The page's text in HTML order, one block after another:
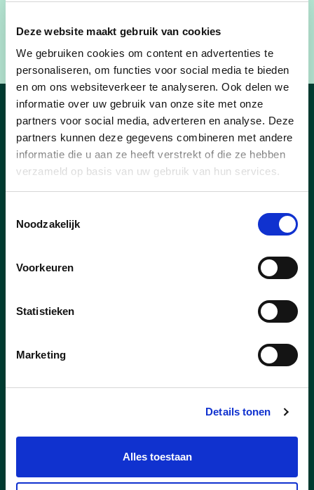
Deze website maakt gebruik van cookies
We gebruiken cookies om content en advertenties te
personaliseren, om functies voor social media te bieden
en om ons websiteverkeer te analyseren. Ook delen we
informatie over uw gebruik van onze site met onze
partners voor social media, adverteren en analyse. Deze
partners kunnen deze gegevens combineren met andere
informatie die u aan ze heeft verstrekt of die ze hebben
verzameld op basis van uw gebruik van hun services.
Noodzakelijk
Voorkeuren
Statistieken
Marketing
Details tonen
Alles toestaan
op de Facebookpagina van cd&v Laakdal vinden.
Nieuws uit Laakdal
Nieuwe concessionaris voor
Goed nieuws voor de inwoners van Klein-
Vorst en bij uitbreiding voor heel Laakdal.